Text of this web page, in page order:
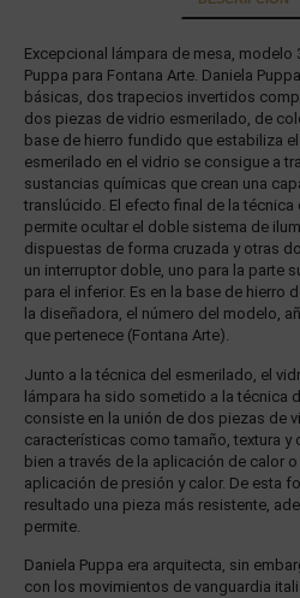
Excepcional lámpara de mesa, modelo
Puppa para Fontana Arte. Daniela
básicas, dos trapecios invertidos
dos piezas de vidrio esmerilado, de
base de hierro fundido que estabiliza
esmerilado en el vidrio se consigue a
sustancias químicas que crean una
translúcido. El efecto final de la
permite ocultar el doble sistema de
dispuestas de forma cruzada y otras
un interruptor doble, uno para la parte
para el inferior. Es en la base de hierro
la diseñadora, el número del modelo,
que pertenece (Fontana Arte).
Junto a la técnica del esmerilado, el
lámpara ha sido sometido a la técnica
consiste en la unión de dos piezas de
características como tamaño, textura y
bien a través de la aplicación de calor
aplicación de presión y calor. De esta
resultado una pieza más resistente,
permite.
Daniela Puppa era arquitecta, sin
con los movimientos de vanguardia